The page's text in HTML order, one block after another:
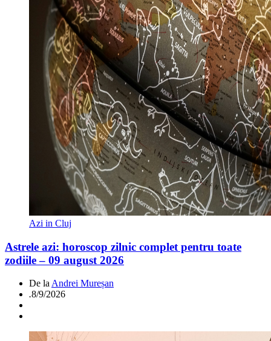
Azi in Cluj
Astrele azi: horoscop zilnic complet pentru toate
zodiile – 09 august 2026
De laAndrei Mureșan
.8/9/2026